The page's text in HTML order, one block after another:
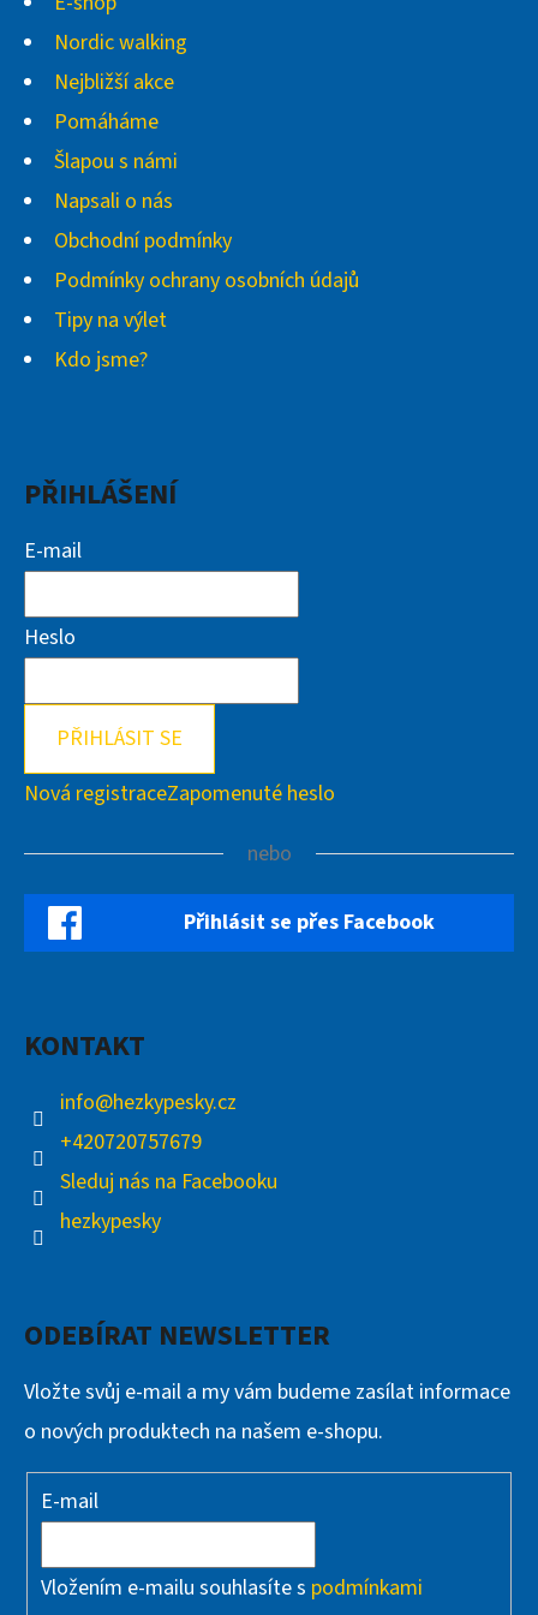
Nordic walking
Nejbližší akce
Pomáháme
Šlapou s námi
Napsali o nás
Obchodní podmínky
Podmínky ochrany osobních údajů
Tipy na výlet
Kdo jsme?
PŘIHLÁŠENÍ
E-mail
Heslo
PŘIHLÁSIT SE
Nová registraceZapomenuté heslo
nebo
Přihlásit se přes Facebook
KONTAKT
info@hezkypesky.cz
+420720757679
Sleduj nás na Facebooku
hezkypesky
ODEBÍRAT NEWSLETTER
Vložte svůj e-mail a my vám budeme zasílat informace
o nových produktech na našem e-shopu.
E-mail
Vložením e-mailu souhlasíte s podmínkami